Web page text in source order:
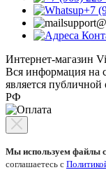
+7
Интернет-магазин
Вся информация на
является
РФ
Мы используем файлы
соглашаетесь с